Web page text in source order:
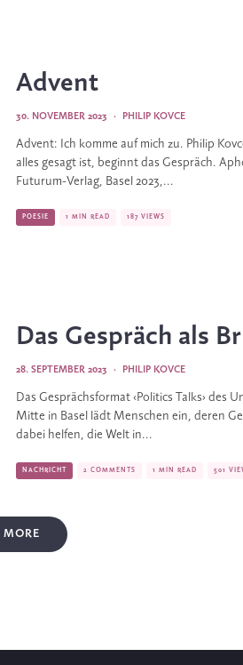
Advent
PHILIP KOVCE
·
30. NOVEMBER 2023
Advent: Ich komme auf mich zu. Philip
alles gesagt ist, beginnt das Gespräch.
Futurum-Verlag, Basel 2023,...
POESIE 1 MIN READ 187 VIEWS
Das Gespräch als
PHILIP KOVCE
·
28. SEPTEMBER 2023
Das Gesprächsformat ‹Politics Talks› des
Mitte in Basel lädt Menschen ein, deren
dabei helfen, die Welt in...
NACHRICHT 2 COMMENTS 1 MIN READ 501